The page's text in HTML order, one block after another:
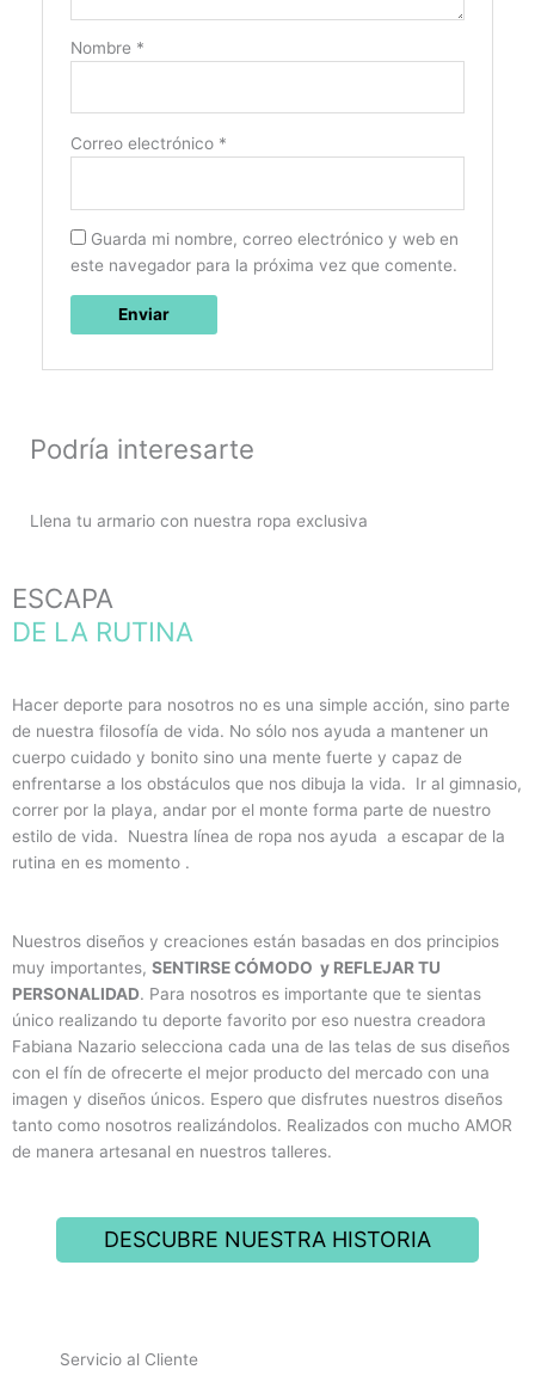
Nombre *
Correo electrónico *
Guarda mi nombre, correo electrónico y web en
este navegador para la próxima vez que comente.
Podría interesarte
Llena tu armario con nuestra ropa exclusiva
ESCAPA
DE LA RUTINA
Hacer deporte para nosotros no es una simple acción, sino parte
de nuestra filosofía de vida. No sólo nos ayuda a mantener un
cuerpo cuidado y bonito sino una mente fuerte y capaz de
enfrentarse a los obstáculos que nos dibuja la vida. Ir al gimnasio,
correr por la playa, andar por el monte forma parte de nuestro
estilo de vida. Nuestra línea de ropa nos ayuda a escapar de la
rutina en es momento .
Nuestros diseños y creaciones están basadas en dos principios
muy importantes, SENTIRSE CÓMODO y REFLEJAR TU
PERSONALIDAD. Para nosotros es importante que te sientas
único realizando tu deporte favorito por eso nuestra creadora
Fabiana Nazario selecciona cada una de las telas de sus diseños
con el fín de ofrecerte el mejor producto del mercado con una
imagen y diseños únicos. Espero que disfrutes nuestros diseños
tanto como nosotros realizándolos. Realizados con mucho AMOR
de manera artesanal en nuestros talleres.
DESCUBRE NUESTRA HISTORIA
Servicio al Cliente